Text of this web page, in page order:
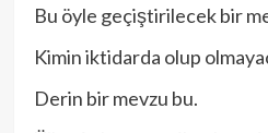
Bu öyle geçiştirilecek bir
Kimin iktidarda olup
Derin bir mevzu bu.